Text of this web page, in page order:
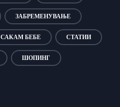
ЗАБРЕМЕНУВАЊЕ
САКАМ БЕБЕ СТАТИИ
ШОПИНГ